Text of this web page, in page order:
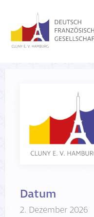
Datum
2. Dezember 2026